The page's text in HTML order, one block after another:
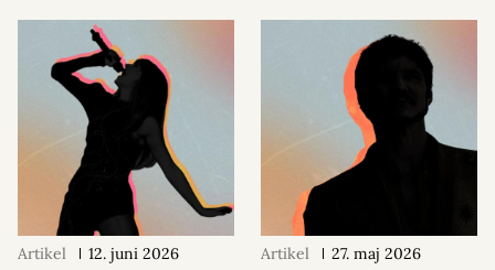
Artikel 12. juni 2026 Artikel 27. maj 2026